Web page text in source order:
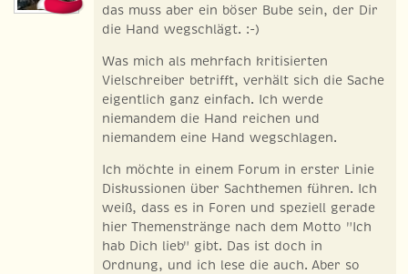
das muss aber ein böser Bube sein, der Dir
die Hand wegschlägt. :-)
Was mich als mehrfach kritisierten
Vielschreiber betrifft, verhält sich die Sache
eigentlich ganz einfach. Ich werde
niemandem die Hand reichen und
niemandem eine Hand wegschlagen.
Ich möchte in einem Forum in erster Linie
Diskussionen über Sachthemen führen. Ich
weiß, dass es in Foren und speziell gerade
hier Themenstränge nach dem Motto "Ich
hab Dich lieb" gibt. Das ist doch in
Ordnung, und ich lese die auch. Aber so